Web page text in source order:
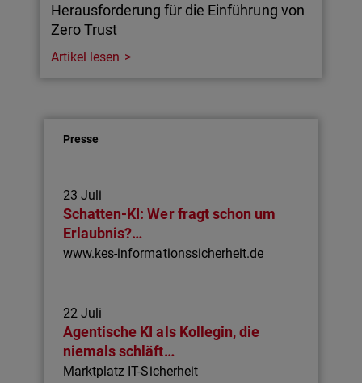
Herausforderung für die Einführung von
Zero Trust
Artikel lesen
Presse
23 Juli
Schatten-KI: Wer fragt schon um
Erlaubnis?…
www.kes-informationssicherheit.de
22 Juli
Agentische KI als Kollegin, die
niemals schläft…
Marktplatz IT-Sicherheit